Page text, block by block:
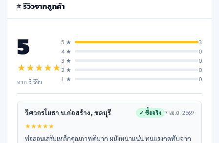
⭐ รีวิวจากลูกค้า
5
★★★★★
จาก 3 รีวิว
5 ★
3
4 ★
0
3 ★
0
2 ★
0
1 ★
0
วิศวกรโยธา บ.ก่อสร้าง, ชลบุรี ✓ ซื้อจริง 7 เม.ย. 2569
★★★★★
ท่อลอนเสริมเหล็กคุณภาพดีมาก ผนังหนาแน่น ทนแรงกดทับจาก